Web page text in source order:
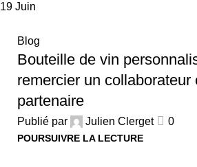
19 Juin
Blog
Bouteille de vin
remercier un collaborateur
partenaire
Publié par Julien Clerget 0
POURSUIVRE LA LECTURE